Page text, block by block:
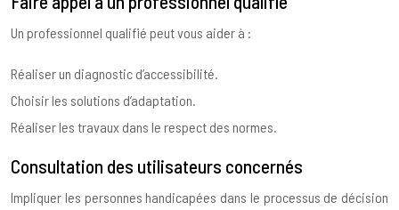
Un professionnel qualifié peut vous aider à :
Réaliser un diagnostic d’accessibilité.
Choisir les solutions d’adaptation.
Réaliser les travaux dans le respect des normes.
Consultation des utilisateurs concernés
Impliquer les personnes handicapées dans le processus de décision